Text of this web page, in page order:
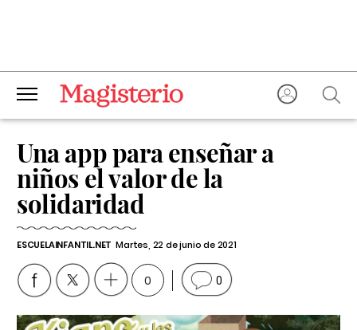
Una app para enseñar a
niños el valor de la
solidaridad
ESCUELAINFANTIL.NET Martes, 22 de junio de 2021
0 0